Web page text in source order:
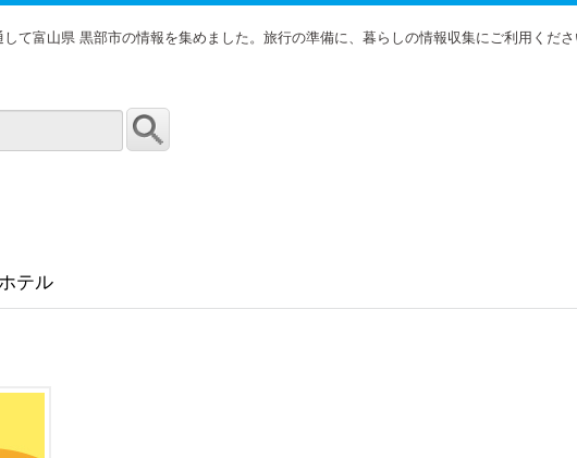
て富山県 黒部市の情報を集めました。旅行の準備に、暮らしの情報収集にご利用くださ
テル